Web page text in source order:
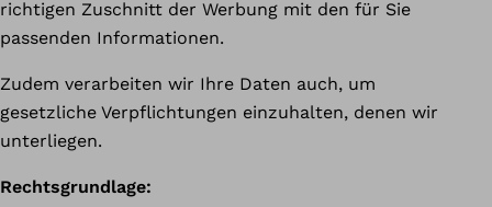
richtigen Zuschnitt der Werbung mit den für Sie
passenden Informationen.
Zudem verarbeiten wir Ihre Daten auch, um
gesetzliche Verpflichtungen einzuhalten, denen wir
unterliegen.
Rechtsgrundlage: